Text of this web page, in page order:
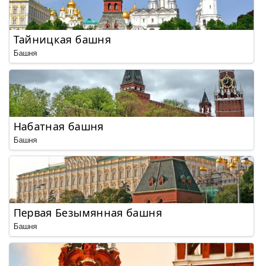
Тайницкая башня
Башня
Набатная башня
Башня
Первая Безымянная башня
Башня